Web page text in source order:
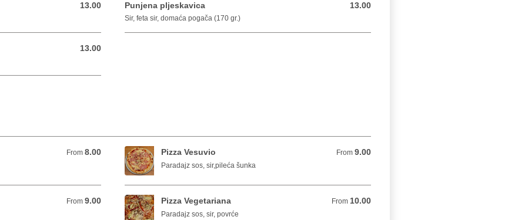
13.00
13.00 BAM Punjena pljeskavica 13.00
13.00 BAM
Sir, feta sir, domaća pogača (170 gr.)
13.00
13.00 BAM
From 8.00
From 8.00 BAM Pizza Vesuvio From 9.00
From 9.00 BAM
Paradajz sos, sir,pileća šunka
From 9.00
From 9.00 BAM Pizza Vegetariana From 10.00
From 10.00 BAM
Paradajz sos, sir, povrće